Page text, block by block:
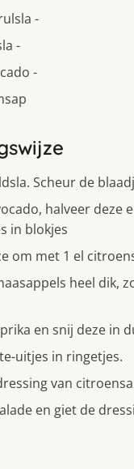
-
-
-
Scheur de
halveer deze
in blokjes
om met 1 el
heel dik,
en snij deze in
uitjes in ringetjes.
van
en giet de